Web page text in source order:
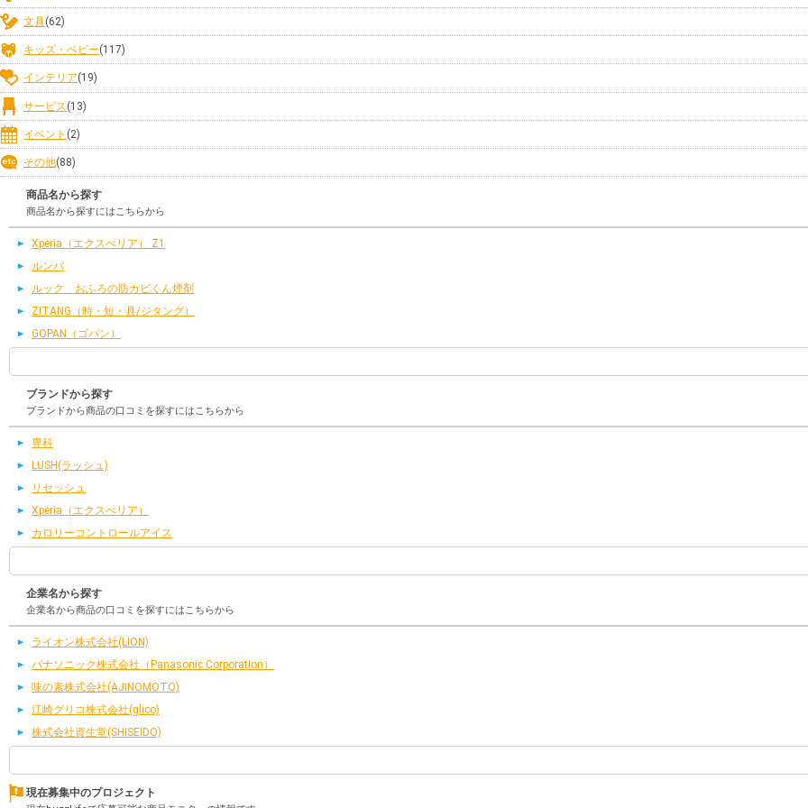
文具(62)
キッズ・ベビー(117)
インテリア(19)
サービス (13)
イベント (2)
その他(88)
商品名から探す
商品名から探すにはこちらから
Xperia（エクスぺリア） Z1
ルンバ
ルック おふろの防カビくん煙剤
ZITANG（時・短・具/ジタング）
GOPAN（ゴパン）
ブランドから探す
ブランドから商品の口コミを探すにはこちらから
専科
LUSH(ラッシュ)
リセッシュ
Xperia（エクスぺリア）
カロリーコントロールアイス
企業名から探す
企業名から商品の口コミを探すにはこちらから
ライオン株式会社(LION)
パナソニック株式会社（Panasonic Corporation）
味の素株式会社(AJINOMOTO)
江崎グリコ株式会社(glico)
株式会社資生堂(SHISEIDO)
現在募集中のプロジェクト